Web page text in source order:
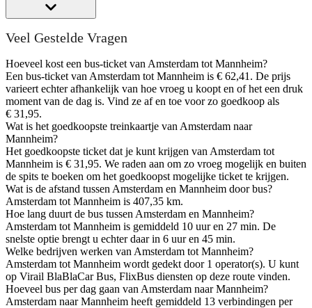
Veel Gestelde Vragen
Hoeveel kost een bus-ticket van Amsterdam tot Mannheim?
Een bus-ticket van Amsterdam tot Mannheim is € 62,41. De prijs
varieert echter afhankelijk van hoe vroeg u koopt en of het een druk
moment van de dag is. Vind ze af en toe voor zo goedkoop als
€ 31,95.
Wat is het goedkoopste treinkaartje van Amsterdam naar
Mannheim?
Het goedkoopste ticket dat je kunt krijgen van Amsterdam tot
Mannheim is € 31,95. We raden aan om zo vroeg mogelijk en buiten
de spits te boeken om het goedkoopst mogelijke ticket te krijgen.
Wat is de afstand tussen Amsterdam en Mannheim door bus?
Amsterdam tot Mannheim is 407,35 km.
Hoe lang duurt de bus tussen Amsterdam en Mannheim?
Amsterdam tot Mannheim is gemiddeld 10 uur en 27 min. De
snelste optie brengt u echter daar in 6 uur en 45 min.
Welke bedrijven werken van Amsterdam tot Mannheim?
Amsterdam tot Mannheim wordt gedekt door 1 operator(s). U kunt
op Virail BlaBlaCar Bus, FlixBus diensten op deze route vinden.
Hoeveel bus per dag gaan van Amsterdam naar Mannheim?
Amsterdam naar Mannheim heeft gemiddeld 13 verbindingen per